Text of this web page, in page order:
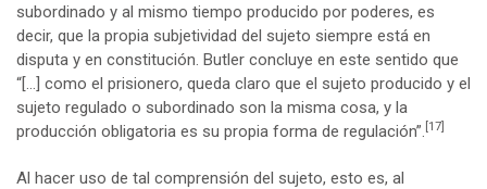
subordinado y al mismo tiempo producido por poderes, es
decir, que la propia subjetividad del sujeto siempre está en
disputa y en constitución. Butler concluye en este sentido que
“[…] como el prisionero, queda claro que el sujeto producido y el
sujeto regulado o subordinado son la misma cosa, y la
producción obligatoria es su propia forma de regulación”. [17]
Al hacer uso de tal comprensión del sujeto, esto es, al